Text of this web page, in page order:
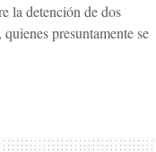
la detención de dos
presuntamente se